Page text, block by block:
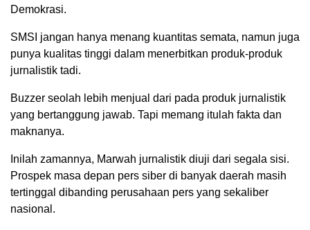
Demokrasi.
SMSI jangan hanya menang kuantitas semata, namun juga
punya kualitas tinggi dalam menerbitkan produk-produk
jurnalistik tadi.
Buzzer seolah lebih menjual dari pada produk jurnalistik
yang bertanggung jawab. Tapi memang itulah fakta dan
maknanya.
Inilah zamannya, Marwah jurnalistik diuji dari segala sisi.
Prospek masa depan pers siber di banyak daerah masih
tertinggal dibanding perusahaan pers yang sekaliber
nasional.